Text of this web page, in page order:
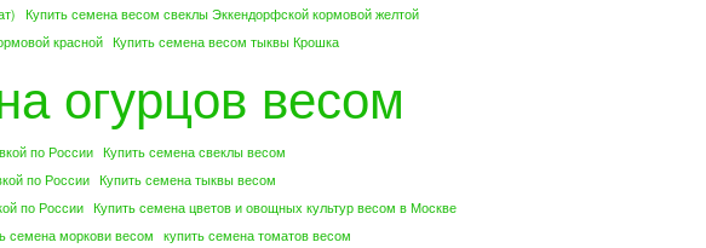
Купить семена весом свеклы Эккендорфской кормовой желтой
красной Купить семена весом тыквы Крошка
огурцов весом
по России Купить семена свеклы весом
по России Купить семена тыквы весом
по России Купить семена цветов и овощных культур весом в Москве
семена моркови весом купить семена томатов весом